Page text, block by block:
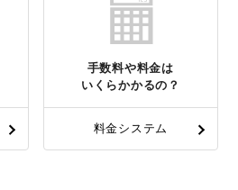
手数料や料金は
いくらかかるの？
料金システム